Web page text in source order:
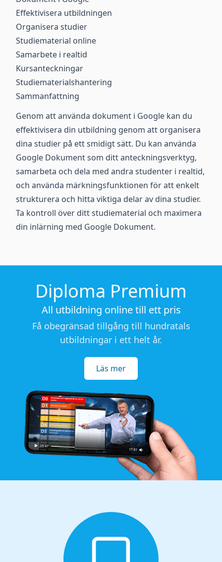
Effektivisera utbildningen
Organisera studier
Studiematerial online
Samarbete i realtid
Kursanteckningar
Studiematerialshantering
Sammanfattning
Genom att använda dokument i Google kan du
effektivisera din utbildning genom att organisera
dina studier på ett smidigt sätt. Du kan använda
Google Dokument som ditt anteckningsverktyg,
samarbeta och dela med andra studenter i realtid,
och använda märkningsfunktionen för att enkelt
strukturera och hitta viktiga delar av dina studier.
Ta kontroll över ditt studiematerial och maximera
din inlärning med Google Dokument.
Diploma Premium
All utbildning online till ett pris
Få obegränsad tillgång till hundratals
utbildningar i ett helt år.
Läs mer